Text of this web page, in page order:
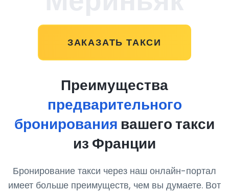
ЗАКАЗАТЬ ТАКСИ
Преимущества
предварительного
бронирования вашего такси
из Франции
Бронирование такси через наш онлайн-портал
имеет больше преимуществ, чем вы думаете. Вот